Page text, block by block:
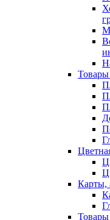
Товары
Карты,
Товары